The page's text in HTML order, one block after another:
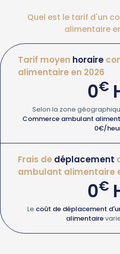
Quel est le tarif d'un
alimentaire
Tarif moyen horaire
alimentaire en 2026
0€
Selon la zone
Commerce ambulant
0€/
Frais de déplacement
ambulant alimentaire
0€
Le coût de déplacement
alimentaire